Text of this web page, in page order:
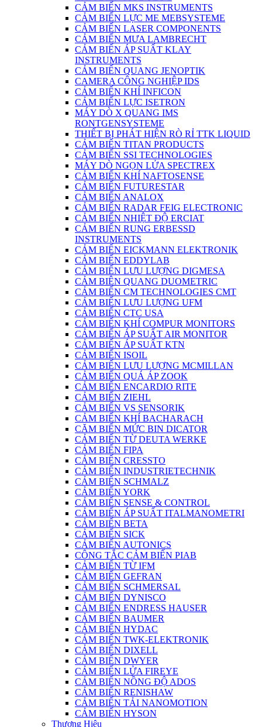
CẢM BIẾN MKS INSTRUMENTS
CẢM BIẾN LỰC ME MEBSYSTEME
CẢM BIẾN LASER COMPONENTS
CẢM BIẾN MƯA LAMBRECHT
CẢM BIẾN ÁP SUẤT KLAY
INSTRUMENTS
CẢM BIẾN QUANG JENOPTIK
CAMERA CÔNG NGHIỆP IDS
CẢM BIẾN KHÍ INFICON
CẢM BIẾN LỰC ISETRON
MÁY DÒ X QUANG IMS
RONTGENSYSTEME
THIẾT BỊ PHÁT HIỆN RÒ RỈ TTK LIQUID
CẢM BIẾN TITAN PRODUCTS
CẢM BIẾN SSI TECHNOLOGIES
MÁY DÒ NGỌN LỬA SPECTREX
CẢM BIẾN KHÍ NAFTOSENSE
CẢM BIẾN FUTURESTAR
CẢM BIẾN ANALOX
CẢM BIẾN RADAR FEIG ELECTRONIC
CẢM BIẾN NHIỆT ĐỘ ERCIAT
CẢM BIẾN RUNG ERBESSD
INSTRUMENTS
CẢM BIẾN EICKMANN ELEKTRONIK
CẢM BIẾN EDDYLAB
CẢM BIẾN LƯU LƯỢNG DIGMESA
CẢM BIÊN QUANG DUOMETRIC
CẢM BIẾN CM TECHNOLOGIES CMT
CẢM BIẾN LƯU LƯỢNG UFM
CẢM BIẾN CTC USA
CẢM BIẾN KHÍ COMPUR MONITORS
CẢM BIẾN ÁP SUẤT AIR MONITOR
CẢM BIẾN ÁP SUẤT KTN
CẢM BIẾN ISOIL
CẢM BIẾN LƯU LƯỢNG MCMILLAN
CẢM BIẾN QUÁ ÁP ZOOK
CẢM BIẾN ENCARDIO RITE
CẢM BIẾN ZIEHL
CẢM BIẾN VS SENSORIK
CẢM BIẾN KHÍ BACHARACH
CĂM BIẾN MỨC BIN DICATOR
CẢM BIẾN TỪ DEUTA WERKE
CẢM BIẾN FIPA
CẢM BIẾN CRESSTO
CẢM BIẾN INDUSTRIETECHNIK
CẢM BIẾN SCHMALZ
CẢM BIẾN YORK
CẢM BIẾN SENSE & CONTROL
CẢM BIẾN ÁP SUẤT ITALMANOMETRI
CẢM BIẾN BETA
CẢM BIẾN SICK
CẢM BIẾN AUTONICS
CÔNG TẮC CẢM BIẾN PIAB
CẢM BIẾN TỪ IFM
CẢM BIẾN GEFRAN
CẢM BIẾN SCHMERSAL
CẢM BIẾN DYNISCO
CẢM BIẾN ENDRESS HAUSER
CẢM BIẾN BAUMER
CẢM BIẾN HYDAC
CẢM BIẾN TWK-ELEKTRONIK
CẢM BIẾN DIXELL
CẢM BIẾN DWYER
CẢM BIẾN LỬA FIREYE
CẢM BIẾN NỒNG ĐỘ ADOS
CẢM BIẾN RENISHAW
CẢM BIẾN TẢI NANOMOTION
CẢM BIẾN HYSON
Thương Hiệu